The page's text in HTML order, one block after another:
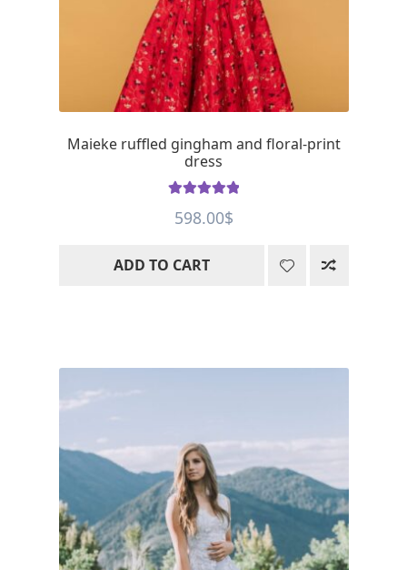
Maieke ruffled gingham and floral-print
dress
of 5
598.00$
ADD TO CART